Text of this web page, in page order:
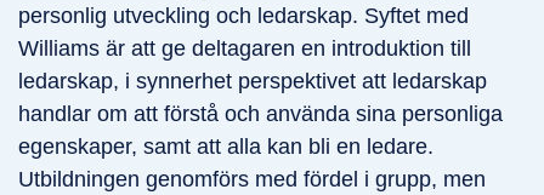
personlig utveckling och ledarskap. Syftet med
Williams är att ge deltagaren en introduktion till
ledarskap, i synnerhet perspektivet att ledarskap
handlar om att förstå och använda sina personliga
egenskaper, samt att alla kan bli en ledare.
Utbildningen genomförs med fördel i grupp, men